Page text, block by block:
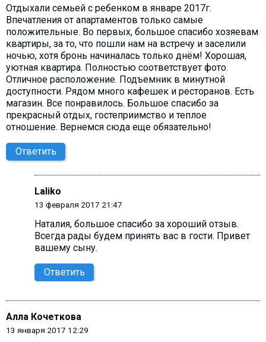
Отдыхали семьей с ребенком в январе 2017г.
Впечатления от апартаментов только самые
положительные. Во первых, большое спасибо хозяевам
квартиры, за то, что пошли нам на встречу и заселили
ночью, хотя бронь начиналась только днём! Хорошая,
уютная квартира. Полностью соответствует фото.
Отличное расположение. Подъемник в минутной
доступности. Рядом много кафешек и ресторанов. Есть
магазин. Все понравилось. Большое спасибо за
прекрасный отдых, гостеприимство и теплое
отношение. Вернемся сюда еще обязательно!
Ответить
Laliko
13 февраля 2017 21:47
Наталия, большое спасибо за хороший отзыв.
Всегда рады будем принять вас в гости. Привет
вашему сыну.
Ответить
Алла Кочеткова
13 января 2017 12:29